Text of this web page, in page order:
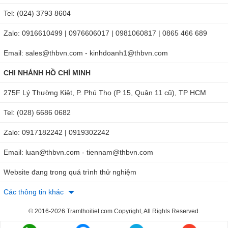
0979 244 335 (Hồ Chí Minh)
gio-testo-416.html
https://maydochuyendung.com/may-do-toc-do-gio/chi-
Tel: (024) 3793 8604
Zalo: 0916610499 | 0976606017 | 0981060817 | 0865 466 689
Email: sales@thbvn.com - kinhdoanh1@thbvn.com
CHI NHÁNH HỒ CHÍ MINH
275F Lý Thường Kiệt, P. Phú Thọ (P 15, Quận 11 cũ), TP HCM
Tel: (028) 6686 0682
Zalo: 0917182242 | 0919302242
Email: luan@thbvn.com - tiennam@thbvn.com
Website đang trong quá trình thử nghiệm
Các thông tin khác
© 2016-2026 Tramthoitiet.com Copyright, All Rights Reserved.